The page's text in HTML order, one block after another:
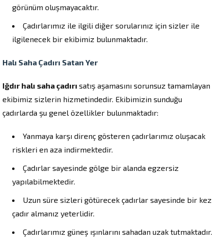
görünüm oluşmayacaktır.
Çadırlarımız ile ilgili diğer sorularınız için sizler ile
ilgilenecek bir ekibimiz bulunmaktadır.
Halı Saha Çadırı Satan Yer
Iğdır halı saha çadırı satış aşamasını sorunsuz tamamlayan
ekibimiz sizlerin hizmetindedir. Ekibimizin sunduğu
çadırlarda şu genel özellikler bulunmaktadır:
Yanmaya karşı direnç gösteren çadırlarımız oluşacak
riskleri en aza indirmektedir.
Çadırlar sayesinde gölge bir alanda egzersiz
yapılabilmektedir.
Uzun süre sizleri götürecek çadırlar sayesinde bir kez
çadır almanız yeterlidir.
Çadırlarımız güneş ışınlarını sahadan uzak tutmaktadır.